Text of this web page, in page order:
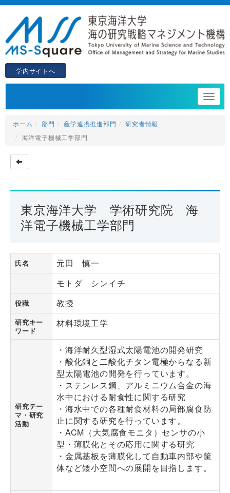
学内サイトへ
ホーム 部門 産学連携推進部門
研究者情報
海洋電子機械工学部門
東京海洋大学 学術研究院 海
洋電子機械工学部門
氏名
元田 慎一
モトダ シンイチ
役職 教授
研究キー
ワード
材料環境工学
研究テー
マ・研究
活動
・海洋耐久型湿式太陽電池の開発研究
・酸化銅と二酸化チタン電極からなる新
型太陽電池の開発を行っています。
・ステンレス鋼、アルミニウム合金の海
水中における耐食性に関する研究
・海水中での各種耐食材料の局部腐食防
止に関する研究を行っています。
・ACM（大気腐食モニタ）センサの小
型・薄膜化とその応用に関する研究
・金属基板を薄膜化して自動車内部や筐
体など矮小空間への展開を目指します。